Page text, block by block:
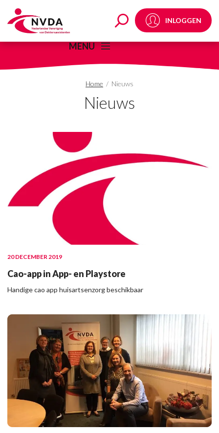
Nieuws - Pagina 72INLOGGEN
MENU
Home / Nieuws
Nieuws
20 DECEMBER 2019
Cao-app in App- en Playstore
Handige cao app huisartsenzorg beschikbaar